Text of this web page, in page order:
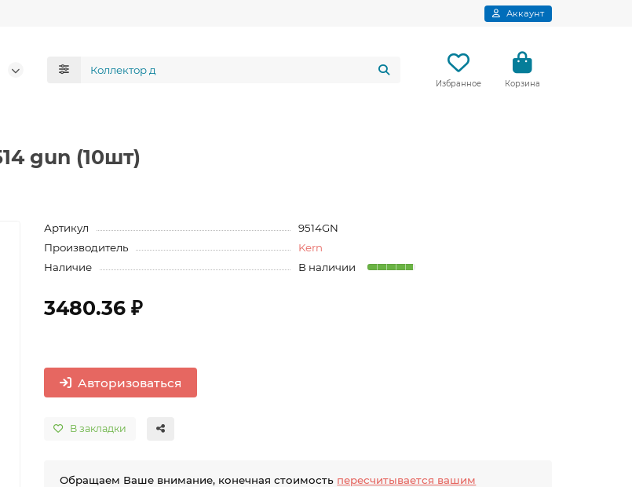
Аккаунт
Избранное Корзина
gun (10шт)
Артикул
9514GN
Производитель
Kern
Наличие
В наличии
3480.36 ₽
Авторизоваться
В закладки
Обращаем Ваше внимание, конечная стоимость пересчитывается вашим